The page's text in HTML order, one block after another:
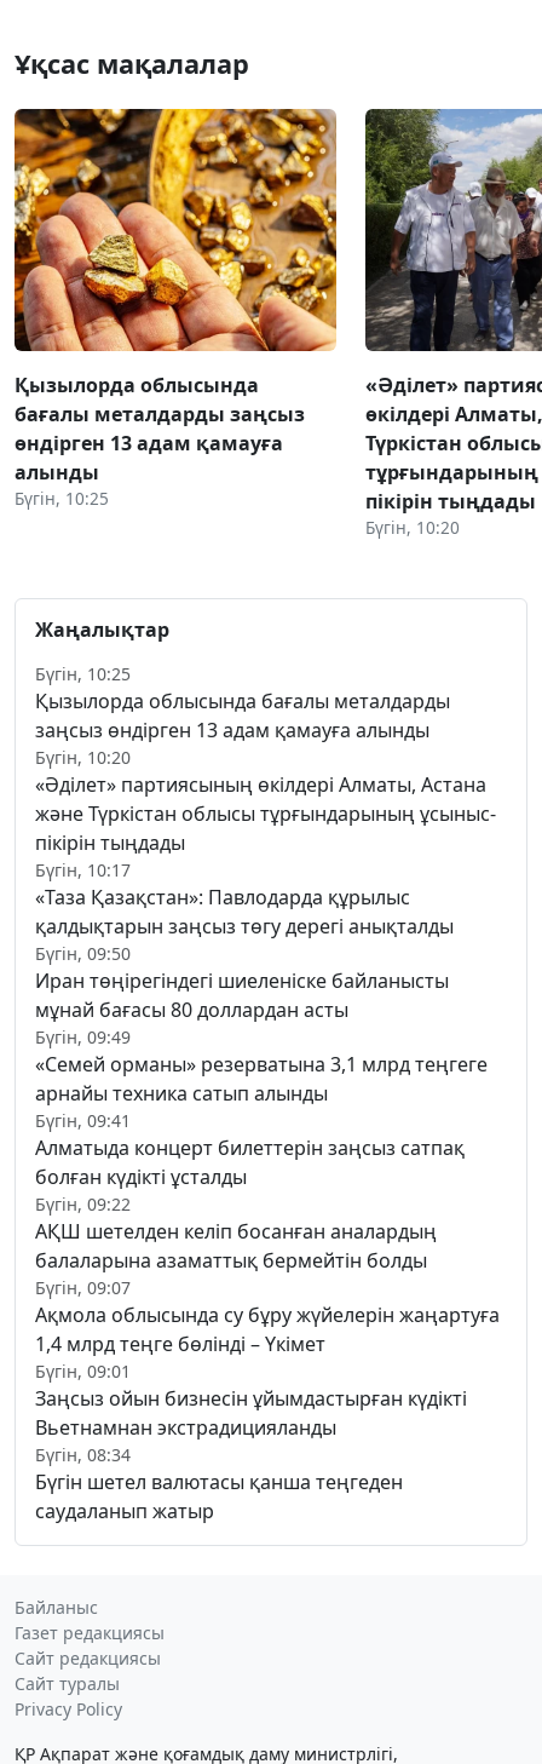
Ұқсас мақалалар
Қызылорда облысында
бағалы металдарды заңсыз
өндірген 13 адам қамауға
алынды
Бүгін, 10:25
«Әділет»
өкілдері
Түркістан
тұрғындарының
пікірін тыңдады
Бүгін, 10:20
Жаңалықтар
Бүгін, 10:25
Қызылорда облысында бағалы металдарды
заңсыз өндірген 13 адам қамауға алынды
Бүгін, 10:20
«Әділет» партиясының өкілдері Алматы, Астана
және Түркістан облысы тұрғындарының ұсыныс-
пікірін тыңдады
Бүгін, 10:17
«Таза Қазақстан»: Павлодарда құрылыс
қалдықтарын заңсыз төгу дерегі анықталды
Бүгін, 09:50
Иран төңірегіндегі шиеленіске байланысты
мұнай бағасы 80 доллардан асты
Бүгін, 09:49
«Семей орманы» резерватына 3,1 млрд теңгеге
арнайы техника сатып алынды
Бүгін, 09:41
Алматыда концерт билеттерін заңсыз сатпақ
болған күдікті ұсталды
Бүгін, 09:22
АҚШ шетелден келіп босанған аналардың
балаларына азаматтық бермейтін болды
Бүгін, 09:07
Ақмола облысында су бұру жүйелерін жаңартуға
1,4 млрд теңге бөлінді – Үкімет
Бүгін, 09:01
Заңсыз ойын бизнесін ұйымдастырған күдікті
Вьетнамнан экстрадицияланды
Бүгін, 08:34
Бүгін шетел валютасы қанша теңгеден
саудаланып жатыр
Байланыс
Газет редакциясы
Сайт редакциясы
Сайт туралы
Privacy Policy
ҚР Ақпарат және қоғамдық даму министрлігі,